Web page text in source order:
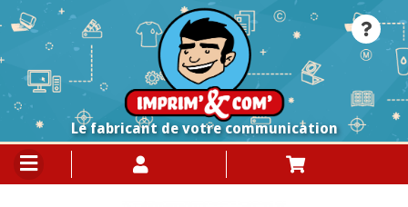
Le fabricant de votre communication